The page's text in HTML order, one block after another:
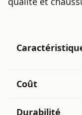
Coût
Durabilité